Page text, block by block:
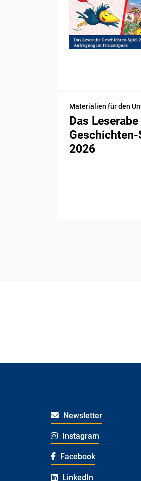
Materialien für den
Das Leserabe
Geschichten-
2026
Newsletter
Instagram
Facebook
LinkedIn